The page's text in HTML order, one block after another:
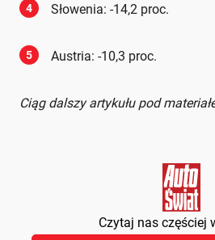
4 Słowenia: -14,2 proc.
5 Austria: -10,3 proc.
Ciąg dalszy artykułu pod
Czytaj nas częściej